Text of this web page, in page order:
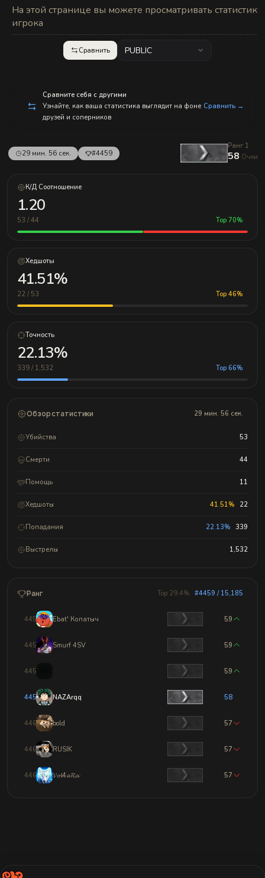
На этой странице вы можете просматривать статистику
игрока
Сравнить PUBLIC
Сравните себя с другими
Узнайте, как ваша статистика выглядит на фоне
друзей и соперников
Сравнить →
29 мин. 56 сек. #4459
Ранг 1
58 Очки
К/Д Соотношение
1.20
53 / 44 Top 70%
Хедшоты
41.51%
22 / 53 Top 46%
Точность
22.13%
339 / 1,532 Top 66%
Обзор статистики 29 мин. 56 сек.
Убийства 53
Смерти 44
Помощь 11
Хедшоты 41.51% 22
Попадания 22.13% 339
Выстрелы 1,532
Ранг Top 29.4% #4459 / 15,185
4456 Ebat' Копатыч 59
4457 Smurf 4SV 59
4458 59
4459 NAZArqq 58
4460 bold 57
4461 RUSIK 57
4462 𝓥𝓸𝓵4𝓪𝓡𝓪 57
п
р
а
в